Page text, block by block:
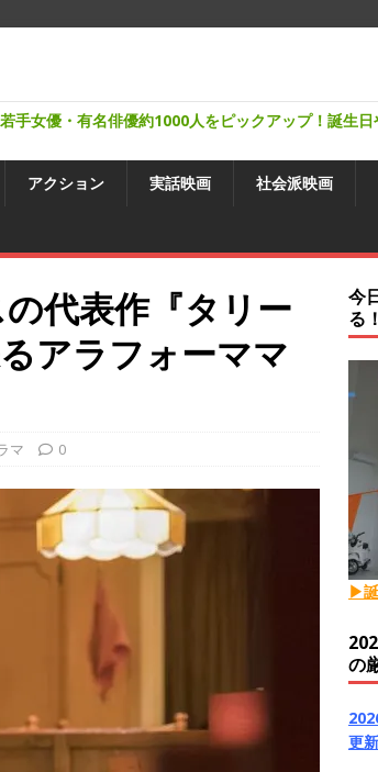
手女優・有名俳優約1000人をピックアップ！誕生
アクション 実話映画 社会派映画
代表作『タリー
アラフォーママ
マ 0
今
る！
▶
の
更